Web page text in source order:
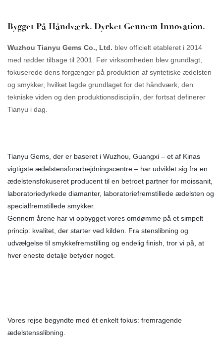
Bygget På Håndværk. Dyrket Gennem Innovation.
Wuzhou Tianyu Gems Co., Ltd. blev officielt etableret i 2014
med rødder tilbage til 2001. Før virksomheden blev grundlagt,
fokuserede dens forgænger på produktion af syntetiske ædelsten
og smykker, hvilket lagde grundlaget for det håndværk, den
tekniske viden og den produktionsdisciplin, der fortsat definerer
Tianyu i dag.
Tianyu Gems, der er baseret i Wuzhou, Guangxi – et af Kinas
vigtigste ædelstensforarbejdningscentre – har udviklet sig fra en
ædelstensfokuseret producent til en betroet partner for moissanit,
laboratoriedyrkede diamanter, laboratoriefremstillede ædelsten og
specialfremstillede smykker.
Gennem årene har vi opbygget vores omdømme på et simpelt
princip: kvalitet, der starter ved kilden. Fra stenslibning og
udvælgelse til smykkefremstilling og endelig finish, tror vi på, at
hver eneste detalje betyder noget.
Vores rejse begyndte med ét enkelt fokus: fremragende
ædelstensslibning.